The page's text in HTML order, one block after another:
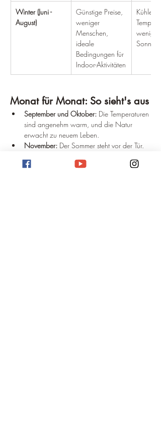
Winter (Juni -
August)
Günstige Preise,
weniger
Menschen,
ideale
Bedingungen für
Indoor-Aktivitäten
Kühlere
weniger
Monat für Monat: So sieht's aus
September und Oktober: Die Temperaturen
sind angenehm warm, und die Natur
erwacht zu neuem Leben.
November: Der Sommer steht vor der Tür.
lädt zum Baden ein.